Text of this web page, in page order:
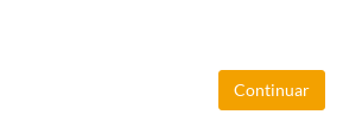
Continuar